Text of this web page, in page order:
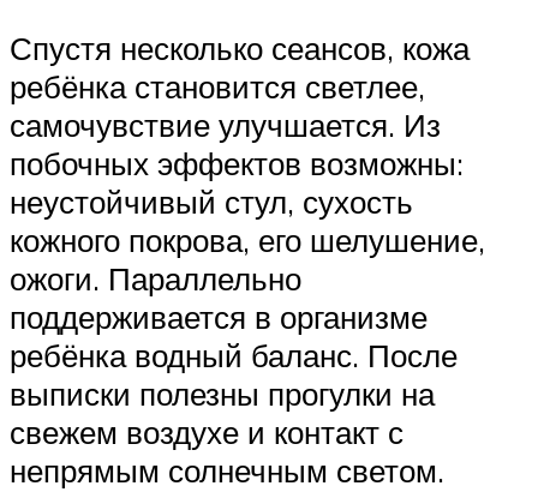
Спустя несколько сеансов, кожа
ребёнка становится светлее,
самочувствие улучшается. Из
побочных эффектов возможны:
неустойчивый стул, сухость
кожного покрова, его шелушение,
ожоги. Параллельно
поддерживается в организме
ребёнка водный баланс. После
выписки полезны прогулки на
свежем воздухе и контакт с
непрямым солнечным светом.